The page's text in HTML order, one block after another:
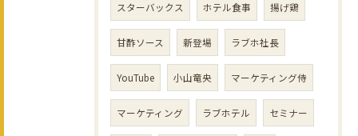
スターバックス ホテル食事 揚げ鶏
甘酢ソース 新登場 ラブホ社長
YouTube 小山竜央 マーケティング侍
マーケティング ラブホテル セミナー